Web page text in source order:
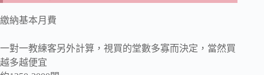
繳納基本月費
一對一教練客另外計算，視買的堂數多寡而決定，當然買
越多越便宜